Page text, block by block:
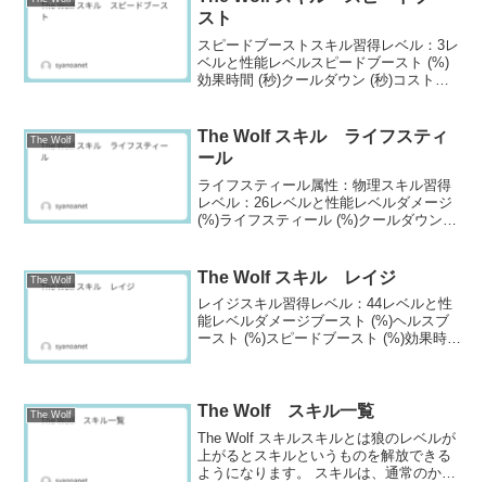
スト
スピードブーストスキル習得レベル：3レ
ベルと性能レベルスピードブースト (%)
効果時間 (秒)クールダウン (秒)コスト
The Wolf
The Wolf スキル ライフスティ
ール
ライフスティール属性：物理スキル習得
レベル：26レベルと性能レベルダメージ
(%)ライフスティール (%)クールダウン
72504045056295040600...
The Wolf The Wolf スキル レイジ
レイジスキル習得レベル：44レベルと性
能レベルダメージブースト (%)ヘルスブ
ースト (%)スピードブースト (%)効果時間
The Wolf The Wolf スキル一覧
The Wolf スキルスキルとは狼のレベルが
上がるとスキルというものを解放できる
ようになります。 スキルは、通常のかみ